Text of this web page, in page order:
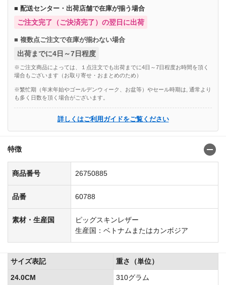
■ 配送センター・出荷店舗で在庫が揃う場合
ご注文完了（ご決済完了）の翌日に出荷
■ 複数点ご注文で在庫が揃わない場合
出荷までに4日～7日程度
※ご注文商品によっては、１点注文でも出荷までに4日～7日程度お時間を頂く
場合もございます（お取り寄せ・おまとめのため）
※繁忙期（年末年始やゴールデンウィーク、お盆等）やセール時期は, 通常より
も多く日数を頂く場合がございます。
詳しくはご利用ガイドをご覧ください
特徴
商品番号 26750885
品番 60788
素材・生産国
ピッグスキンレザー
生産国：ベトナムまたはカンボジア
サイズ表記
重さ（単位）
24.0CM
310グラム